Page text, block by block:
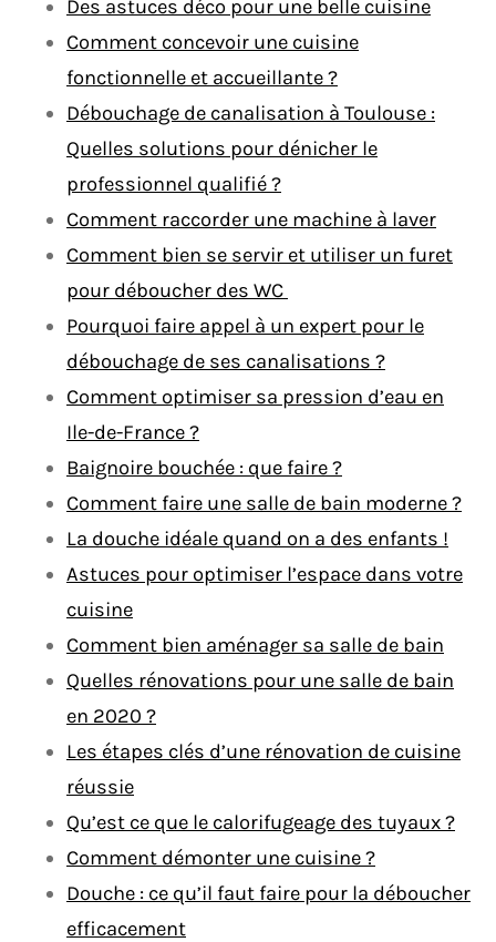
Des astuces déco pour une belle cuisine
Comment concevoir une cuisine
fonctionnelle et accueillante ?
Débouchage de canalisation à Toulouse :
Quelles solutions pour dénicher le
professionnel qualifié ?
Comment raccorder une machine à laver
Comment bien se servir et utiliser un furet
pour déboucher des WC
Pourquoi faire appel à un expert pour le
débouchage de ses canalisations ?
Comment optimiser sa pression d’eau en
Ile-de-France ?
Baignoire bouchée : que faire ?
Comment faire une salle de bain moderne ?
La douche idéale quand on a des enfants !
Astuces pour optimiser l’espace dans votre
cuisine
Comment bien aménager sa salle de bain
Quelles rénovations pour une salle de bain
en 2020 ?
Les étapes clés d’une rénovation de cuisine
réussie
Qu’est ce que le calorifugeage des tuyaux ?
Comment démonter une cuisine ?
Douche : ce qu’il faut faire pour la déboucher
efficacement